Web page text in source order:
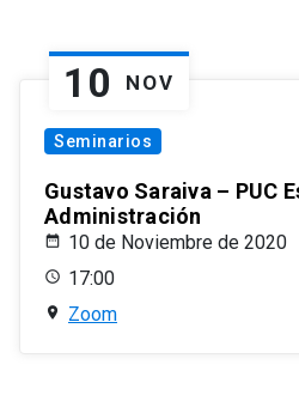
10 NOV
Seminarios
Gustavo Saraiva – PUC
Administración
10 de Noviembre de 2020
17:00
Zoom